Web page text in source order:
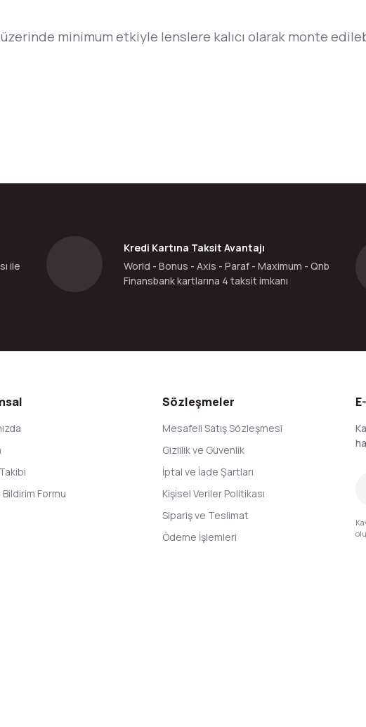
minimum etkiyle lenslere kalıcı olarak monte
ile
Kredi Kartına Taksit Avantajı
World - Bonus - Axis - Paraf - Maximum - Qnb
Finansbank kartlarına 4 taksit imkanı
Formu
Sözleşmeler
Mesafeli Satış Sözleşmesi
Gizlilik ve Güvenlik
İptal ve İade Şartları
Kişisel Veriler Politikası
Sipariş ve Teslimat
Ödeme İşlemleri